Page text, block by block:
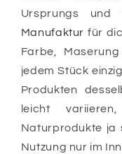
Ursprungs und
Manufaktur für
Farbe,
jedem Stück
Produkten
leicht
Naturprodukte ja
Nutzung nur im